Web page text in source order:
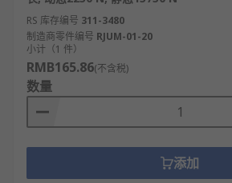
RS 库存编号 311-3480
制造商零件编号 RJUM-01-20
小计（1 件）
RMB165.86(不含税)
数量
添加